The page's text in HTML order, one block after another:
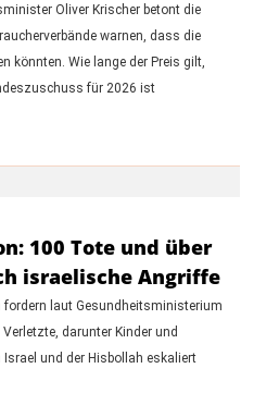
Oliver Krischer betont die
warnen, dass die
könnten. Wie lange der Preis gilt,
für 2026 ist
100 Tote und über
israelische Angriffe
fordern laut Gesundheitsministerium
darunter Kinder und
und der Hisbollah eskaliert